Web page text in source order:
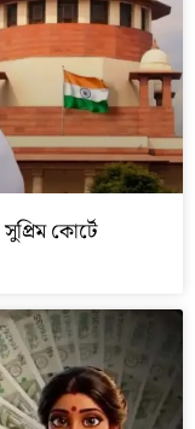
কোর্টে